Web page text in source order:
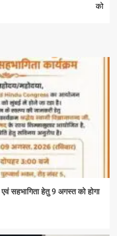
को
सहभागिता हेतु 9 अगस्त को होगा